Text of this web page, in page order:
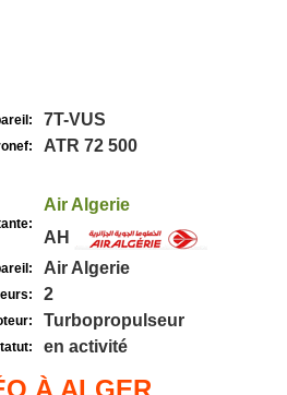
7T-VUS
ATR 72 500
Air Algerie
AH
Air Algerie
2
Turbopropulseur
en activité
À ALGER